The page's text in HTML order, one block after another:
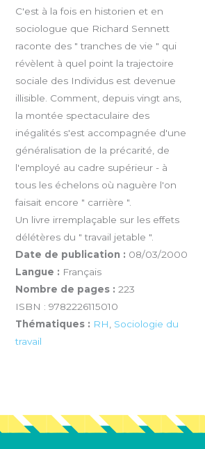
C'est à la fois en historien et en
sociologue que Richard Sennett
raconte des " tranches de vie " qui
révèlent à quel point la trajectoire
sociale des Individus est devenue
illisible. Comment, depuis vingt ans,
la montée spectaculaire des
inégalités s'est accompagnée d'une
généralisation de la précarité, de
l'employé au cadre supérieur - à
tous les échelons où naguère l'on
faisait encore " carrière ".
Un livre irremplaçable sur les effets
délétères du " travail jetable ".
Date de publication : 08/03/2000
Langue : Français
Nombre de pages : 223
ISBN : 9782226115010
Thématiques : RH
Sociologie du
travail